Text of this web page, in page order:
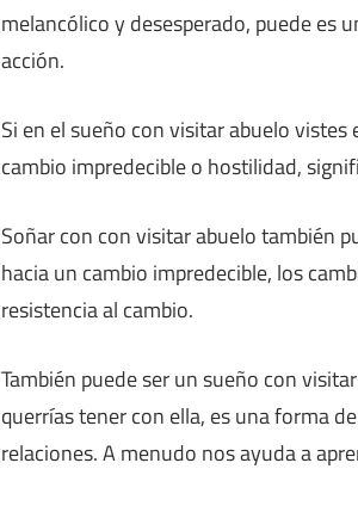
melancólico y desesperado, puede es
acción.
Si en el sueño con visitar abuelo
cambio impredecible o hostilidad,
Soñar con con visitar abuelo también
hacia un cambio impredecible, los
resistencia al cambio.
También puede ser un sueño con
querrías tener con ella, es una forma
relaciones. A menudo nos ayuda a